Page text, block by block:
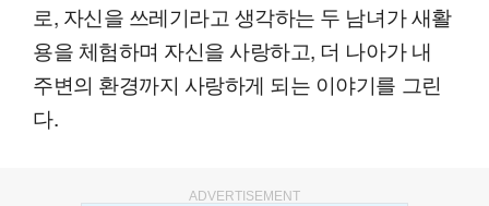
로, 자신을 쓰레기라고 생각하는 두 남녀가 새활
용을 체험하며 자신을 사랑하고, 더 나아가 내
주변의 환경까지 사랑하게 되는 이야기를 그린
다.
ADVERTISEMENT